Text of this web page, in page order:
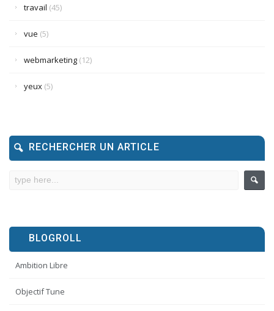
travail (45)
vue (5)
webmarketing (12)
yeux (5)
RECHERCHER UN ARTICLE
BLOGROLL
Ambition Libre
Objectif Tune